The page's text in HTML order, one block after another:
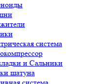
система
и Сальники
шатуна